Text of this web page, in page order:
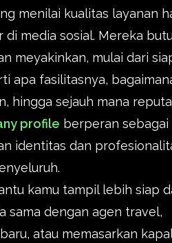
menilai kualitas layanan
media sosial. Mereka
meyakinkan, mulai dari
apa fasilitasnya,
hingga sejauh mana
profile berperan sebagai
identitas dan
kamu tampil lebih siap
sama dengan agen travel,
atau memasarkan